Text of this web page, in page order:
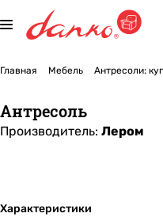
Главная Мебель Антресоли:
Антресоль
Производитель: Лером
Характеристики